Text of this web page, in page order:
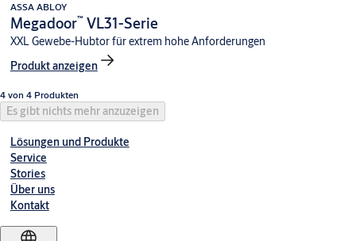
ASSA ABLOY
Megadoor™VL31-Serie
XXL Gewebe-Hubtor für extrem hohe Anforderungen
Produkt anzeigen
4 von 4 Produkten
Es gibt nichts mehr anzuzeigen
Lösungen und Produkte
Service
Stories
Über uns
Kontakt